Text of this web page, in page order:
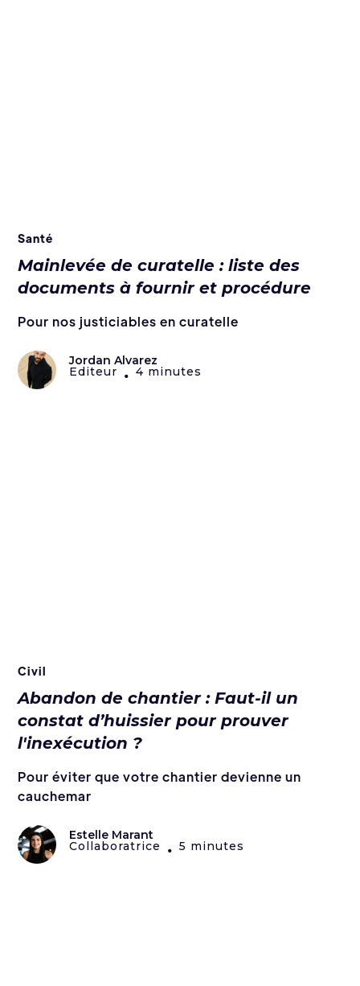
Santé
Mainlevée de curatelle : liste des
documents à fournir et procédure
Pour nos justiciables en curatelle
Jordan Alvarez
Editeur • 4 minutes
Civil
Abandon de chantier : Faut-il un
constat d’huissier pour prouver
l'inexécution ?
Pour éviter que votre chantier devienne un
cauchemar
Estelle Marant
Collaboratrice • 5 minutes